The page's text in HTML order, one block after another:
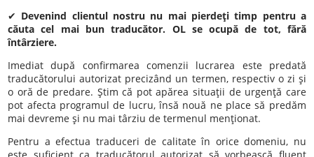
✔ Devenind clientul nostru nu mai pierdeţi timp pentru a
căuta cel mai bun traducător. OL se ocupă de tot, fără
întârziere.
Imediat după confirmarea comenzii lucrarea este predată
traducătorului autorizat precizând un termen, respectiv o zi şi
o oră de predare. Ştim că pot apărea situaţii de urgenţă care
pot afecta programul de lucru, însă nouă ne place să predăm
mai devreme şi nu mai târziu de termenul menţionat.
Pentru a efectua traduceri de calitate în orice domeniu, nu